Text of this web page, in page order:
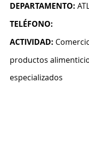
DEPARTAMENTO:
TELÉFONO:
ACTIVIDAD:
productos
especializados